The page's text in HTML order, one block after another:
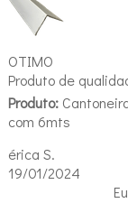
OTIMO
Produto de
Produto:
com 6mts
érica S.
19/01/2024